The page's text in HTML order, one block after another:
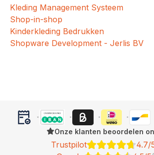
Kleding Management Systeem
Shop-in-shop
Kinderkleding Bedrukken
Shopware Development - Jerlis BV
Onze klanten beoordelen
Trustpilot 4.7/